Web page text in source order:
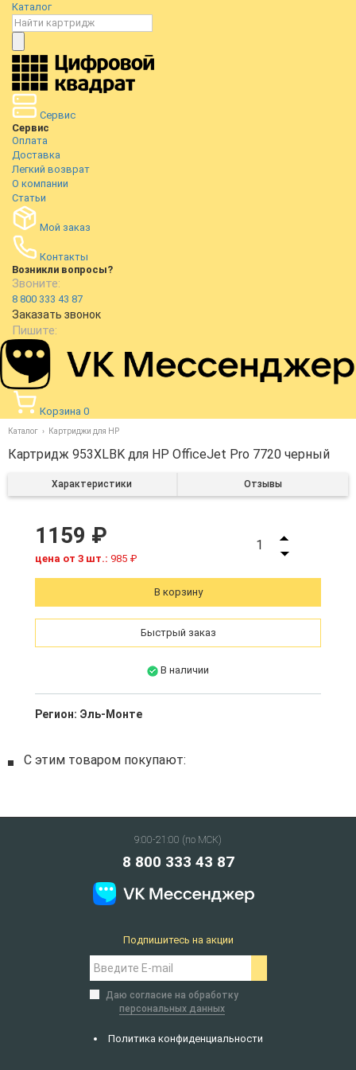
Каталог
Сервис
Сервис
Оплата
Доставка
Легкий возврат
О компании
Статьи
Мой заказ
Контакты
Возникли вопросы?
Звоните:
8 800 333 43 87
Заказать звонок
Пишите:
Корзина 0
Каталог Картриджи для HP
Картридж 953XLBK для HP OfficeJet Pro 7720 черный
Характеристики Отзывы
1159 ₽
цена от 3 шт.: 985 ₽
1
В корзину
Быстрый заказ
В наличии
Регион: Эль-Монте
С этим товаром покупают:
9:00-21:00 (по МСК)
8 800 333 43 87
Политика конфиденциальности
Подпишитесь на акции
Даю согласие на обработку
персональных данных